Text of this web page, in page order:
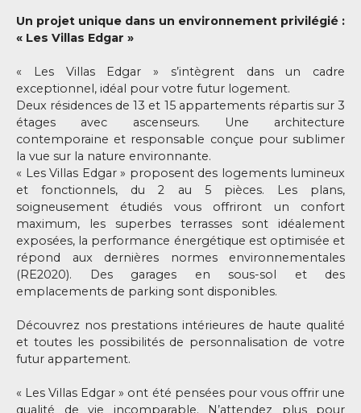
Un projet unique dans un environnement privilégié :
« Les Villas Edgar »
« Les Villas Edgar » s’intègrent dans un cadre
exceptionnel, idéal pour votre futur logement.
Deux résidences de 13 et 15 appartements répartis sur 3
étages avec ascenseurs. Une architecture
contemporaine et responsable conçue pour sublimer
la vue sur la nature environnante.
« Les Villas Edgar » proposent des logements lumineux
et fonctionnels, du 2 au 5 pièces. Les plans,
soigneusement étudiés vous offriront un confort
maximum, les superbes terrasses sont idéalement
exposées, la performance énergétique est optimisée et
répond aux dernières normes environnementales
(RE2020). Des garages en sous-sol et des
emplacements de parking sont disponibles.
Découvrez nos prestations intérieures de haute qualité
et toutes les possibilités de personnalisation de votre
futur appartement.
« Les Villas Edgar » ont été pensées pour vous offrir une